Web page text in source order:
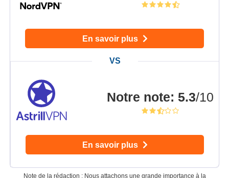
En savoir plus
Notre note: 5.3/10
En savoir plus
Note de la rédaction : Nous attachons une grande importance à la